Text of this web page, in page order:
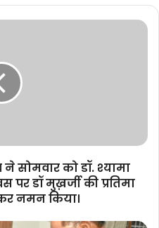
सोमवार को डॉ. श्यामा
पर डॉ मुख़र्जी की प्रतिमा
नमन किया।